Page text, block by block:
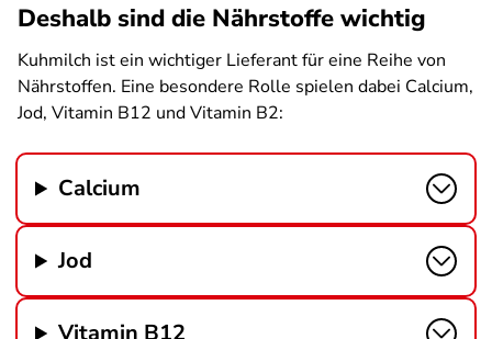
Deshalb sind die Nährstoffe wichtig
Kuhmilch ist ein wichtiger Lieferant für eine Reihe von
Nährstoffen. Eine besondere Rolle spielen dabei Calcium,
Jod, Vitamin B12 und Vitamin B2:
Calcium
Jod
Vitamin B12